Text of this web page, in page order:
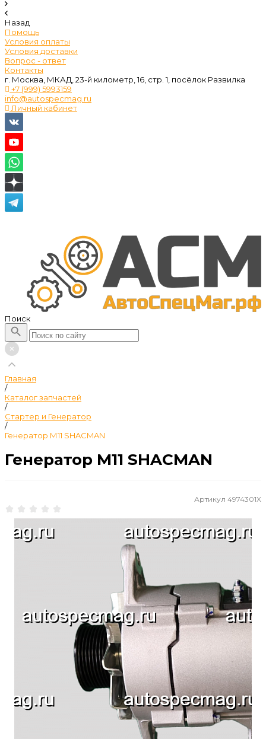
Назад
Помощь
Условия оплаты
Условия доставки
Вопрос - ответ
Контакты
г. Москва, МКАД, 23-й километр, 16, стр. 1, посёлок Развилка
+7 (999) 5993159
info@autospecmag.ru
Личный кабинет
Поиск
Главная
/
Каталог запчастей
/
Стартер и Генератор
/
Генератор М11 SHACMAN
Генератор М11 SHACMAN
Артикул 4974301X